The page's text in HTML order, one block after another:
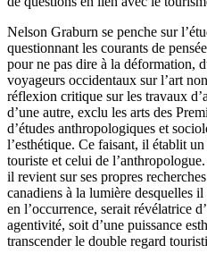
Nelson Graburn se penche sur
questionnant les courants de
pour ne pas dire à la déformation,
voyageurs occidentaux sur l’art
réflexion critique sur les travaux
d’une autre, exclu les arts des
d’études anthropologiques et
l’esthétique. Ce faisant, il établit
touriste et celui de
il revient sur ses propres
canadiens à la lumière desquelles
en l’occurrence, serait révélatrice
agentivité, soit d’une puissance
transcender le double regard